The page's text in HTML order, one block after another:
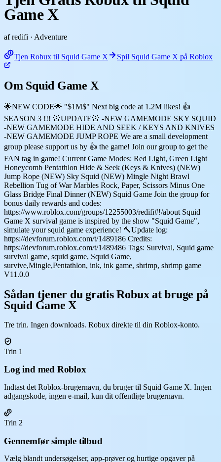
Game X
af redifi · Adventure
Tjen Robux til Squid Game X Spil Squid Game X på Roblox
Om Squid Game X
🌟NEW CODE🌟 "$1M$" Next big code at 1.2M likes! 👍
SEASON 3 !!! 🚨UPDATE🚨 -NEW GAMEMODE SKY SQUID
-NEW GAMEMODE HIDE AND SEEK / KEYS AND KNIVES
-NEW GAMEMODE JUMP ROPE We are a small development
group please support us by 👍 the game! Join our group to get the
FAN tag in game! Current Game Modes: Red Light, Green Light
Honeycomb Pentathlon Hide & Seek (Keys & Knives) (NEW)
Jump Rope (NEW) Sky Squid (NEW) Mingle Night Brawl
Rebellion Tug of War Marbles Rock, Paper, Scissors Minus One
Glass Bridge Final Dinner (NEW) Squid Game Join the group for
bonus daily rewards and codes:
https://www.roblox.com/groups/12255003/redifi#!/about Squid
Game X survival game is inspired by the show "Squid Game",
simulate your squid game experience! 🔨Update log:
https://devforum.roblox.com/t/1489186 Credits:
https://devforum.roblox.com/t/1489486 Tags: Survival, Squid game
survival game, squid game, Squid Game,
survive,Mingle,Pentathlon, ink, ink game, shrimp, shrimp game
V11.0.0
Sådan tjener du gratis Robux at bruge på
Squid Game X
Tre trin. Ingen downloads. Robux direkte til din Roblox-konto.
Trin 1
Log ind med Roblox
Indtast det Roblox-brugernavn, du bruger til Squid Game X. Ingen
adgangskode, ingen e-mail, kun dit offentlige brugernavn.
Trin 2
Gennemfør simple tilbud
Vælg blandt undersøgelser, app-prøver og hurtige opgaver på